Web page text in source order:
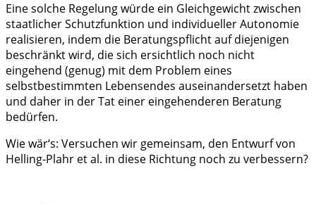
Eine solche Regelung würde ein Gleichgewicht zwischen
staatlicher Schutzfunktion und individueller Autonomie
realisieren, indem die Beratungspflicht auf diejenigen
beschränkt wird, die sich ersichtlich noch nicht
eingehend (genug) mit dem Problem eines
selbstbestimmten Lebensendes auseinandersetzt haben
und daher in der Tat einer eingehenderen Beratung
bedürfen.
Wie wär‘s: Versuchen wir gemeinsam, den Entwurf von
Helling-Plahr et al. in diese Richtung noch zu verbessern?